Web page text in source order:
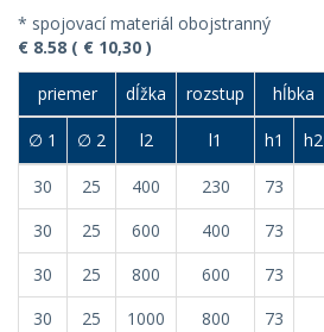
* spojovací materiál obojstranný
€ 8.58 ( € 10,30 )
priemer dĺžka rozstup
hĺbka
∅ 1 ∅ 2 l2 l1 h1 h2
30 25 400 230 73
30
25 600 400 73
30
25 800 600 73
30
25 1000 800 73